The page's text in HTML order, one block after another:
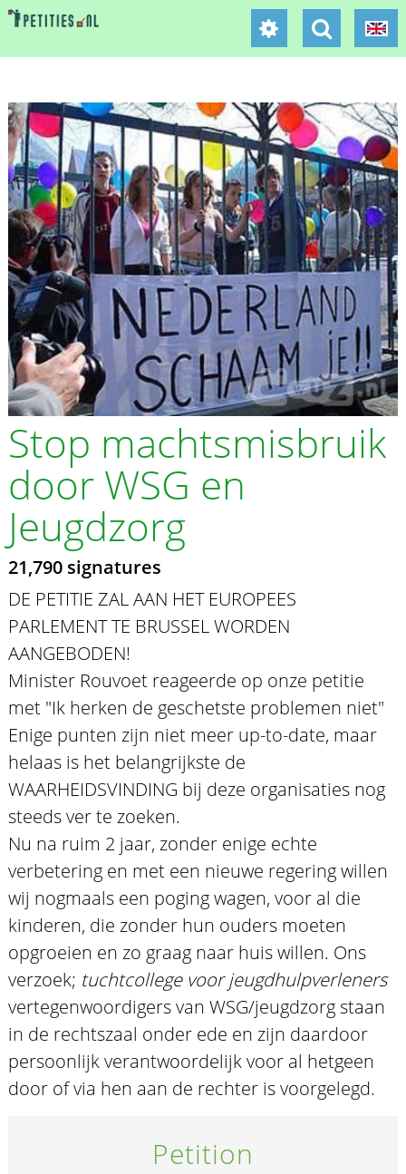
Stop machtsmisbruik
door WSG en
Jeugdzorg
21,790 signatures
DE PETITIE ZAL AAN HET EUROPEES
PARLEMENT TE BRUSSEL WORDEN
AANGEBODEN!
Minister Rouvoet reageerde op onze petitie
met "Ik herken de geschetste problemen niet"
Enige punten zijn niet meer up-to-date, maar
helaas is het belangrijkste de
WAARHEIDSVINDING bij deze organisaties nog
steeds ver te zoeken.
Nu na ruim 2 jaar, zonder enige echte
verbetering en met een nieuwe regering willen
wij nogmaals een poging wagen, voor al die
kinderen, die zonder hun ouders moeten
opgroeien en zo graag naar huis willen. Ons
verzoek; tuchtcollege voor jeugdhulpverleners
vertegenwoordigers van WSG/jeugdzorg staan
in de rechtszaal onder ede en zijn daardoor
persoonlijk verantwoordelijk voor al hetgeen
door of via hen aan de rechter is voorgelegd.
Petition